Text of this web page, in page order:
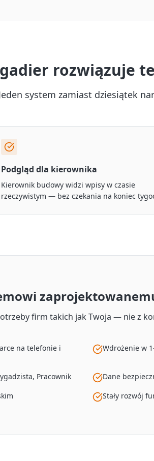
rozwiązuje
system zamiast dziesiątek
Podgląd dla kierownika
Kierownik budowy widzi wpisy w czasie
rzeczywistym — bez czekania na koniec
firm takich jak Twoja — nie z
na telefonie i
Wdrożenie w
Pracownik
Dane
Stały rozwój